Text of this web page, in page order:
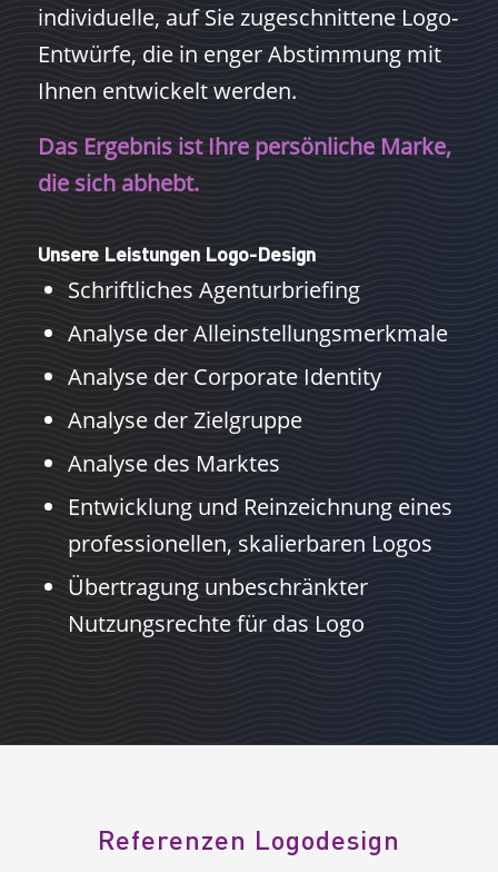
individuelle, auf Sie zugeschnittene Logo-
Entwürfe, die in enger Abstimmung mit
Ihnen entwickelt werden.
Das Ergebnis ist Ihre persönliche Marke,
die sich abhebt.
Unsere Leistungen Logo-Design
Schriftliches Agenturbriefing
Analyse der Alleinstellungsmerkmale
Analyse der Corporate Identity
Analyse der Zielgruppe
Analyse des Marktes
Entwicklung und Reinzeichnung eines
professionellen, skalierbaren Logos
Übertragung unbeschränkter
Nutzungsrechte für das Logo
Referenzen Logodesign